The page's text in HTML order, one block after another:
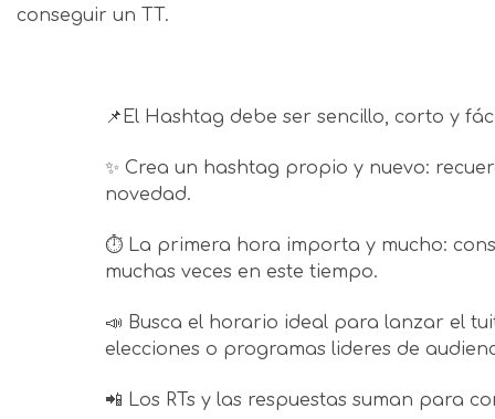
conseguir un TT.
📌El Hashtag debe ser sencillo, corto y
✨ Crea un hashtag propio y nuevo:
novedad.
⏱ La primera hora importa y mucho:
muchas veces en este tiempo.
📣 Busca el horario ideal para lanzar el
elecciones o programas lideres de
📲 Los RTs y las respuestas suman para